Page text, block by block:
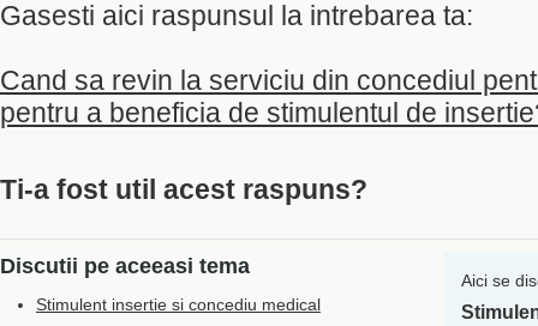
Gasesti aici raspunsul la intrebarea ta:
Cand sa revin la serviciu din concediul
pentru a beneficia de stimulentul de
Ti-a fost util acest raspuns?
Discutii pe aceeasi tema
Stimulent insertie si concediu medical
Aici se